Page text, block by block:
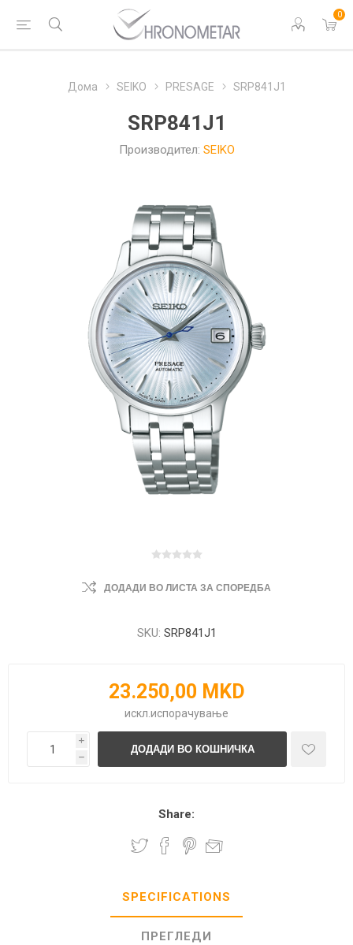
0
Дома SEIKO PRESAGE SRP841J1
SRP841J1
Производител: SEIKO
ДОДАДИ ВО ЛИСТА ЗА СПОРЕДБА
SKU: SRP841J1
23.250,00 MKD
искл. испорачување
i
h
Share:
SPECIFICATIONS
ПРЕГЛЕДИ